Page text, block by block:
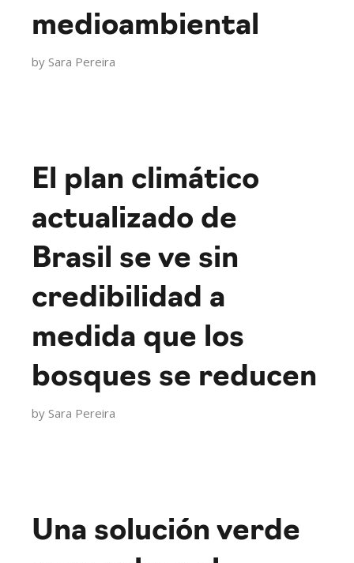
medioambiental
by Sara Pereira
El plan climático
actualizado de
Brasil se ve sin
credibilidad a
medida que los
bosques se reducen
by Sara Pereira
Una solución verde